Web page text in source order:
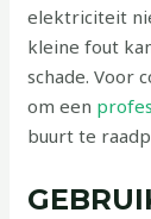
elektriciteit
kleine fout
schade. Voor
om een
buurt te